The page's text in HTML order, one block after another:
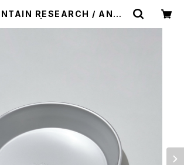
RESEARCH / ANAR